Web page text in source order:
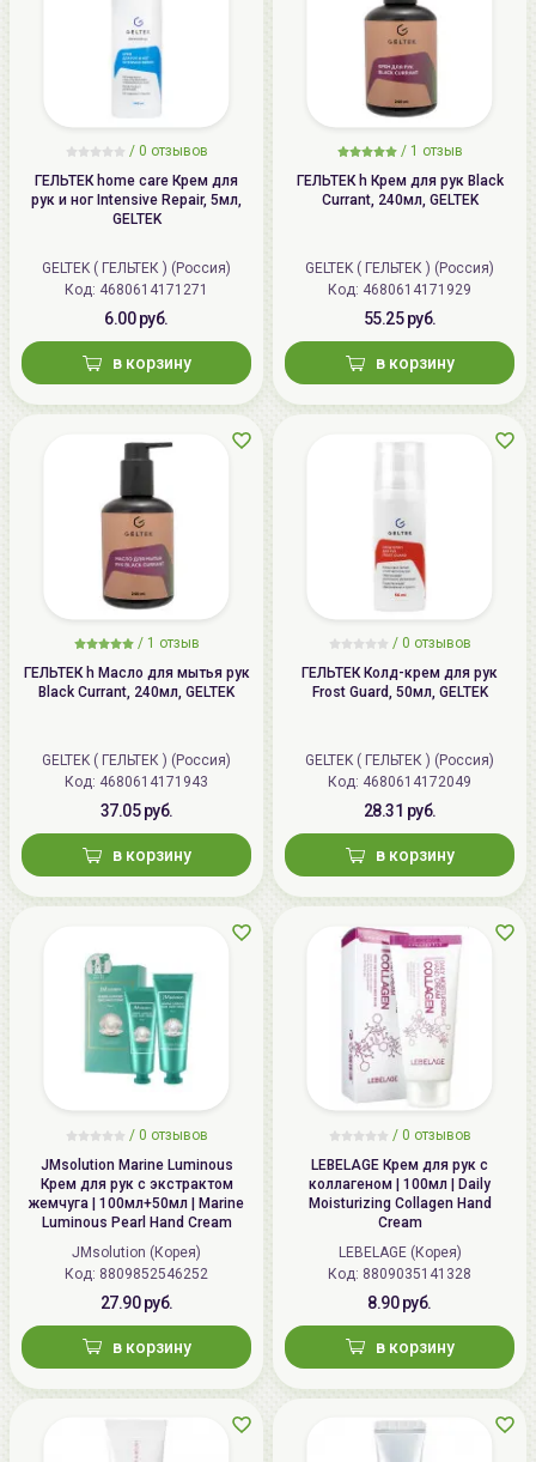
/ 0 отзывов
ГЕЛЬТЕК home care Крем для
рук и ног Intensive Repair, 5мл,
GELTEK
GELTEK ( ГЕЛЬТЕК ) (Россия)
Код: 4680614171271
6.00 руб.
в корзину
/ 1 отзыв
ГЕЛЬТЕК h Крем для рук Black
Currant, 240мл, GELTEK
GELTEK ( ГЕЛЬТЕК ) (Россия)
Код: 4680614171929
55.25 руб.
в корзину
/ 1 отзыв
ГЕЛЬТЕК h Масло для мытья рук
Black Currant, 240мл, GELTEK
GELTEK ( ГЕЛЬТЕК ) (Россия)
Код: 4680614171943
37.05 руб.
в корзину
/ 0 отзывов
ГЕЛЬТЕК Колд-крем для рук
Frost Guard, 50мл, GELTEK
GELTEK ( ГЕЛЬТЕК ) (Россия)
Код: 4680614172049
28.31 руб.
в корзину
/ 0 отзывов
JMsolution Marine Luminous
Крем для рук с экстрактом
жемчуга | 100мл+50мл | Marine
Luminous Pearl Hand Cream
JMsolution (Корея)
Код: 8809852546252
27.90 руб.
в корзину
/ 0 отзывов
LEBELAGE Крем для рук с
коллагеном | 100мл | Daily
Moisturizing Collagen Hand
Cream
LEBELAGE (Корея)
Код: 8809035141328
8.90 руб.
в корзину